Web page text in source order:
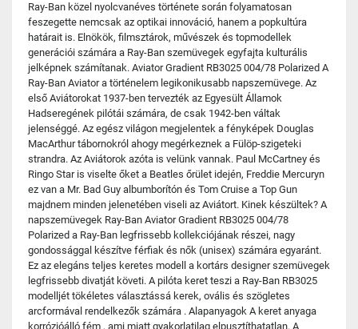
Ray-Ban közel nyolcvanéves története során folyamatosan
feszegette nemcsak az optikai innováció, hanem a popkultúra
határait is. Elnökök, filmsztárok, művészek és topmodellek
generációi számára a Ray-Ban szemüvegek egyfajta kulturális
jelképnek számítanak. Aviator Gradient RB3025 004/78 Polarized A
Ray-Ban Aviator a történelem legikonikusabb napszemüvege. Az
első Aviátorokat 1937-ben tervezték az Egyesült Államok
Hadseregének pilótái számára, de csak 1942-ben váltak
jelenséggé. Az egész világon megjelentek a fényképek Douglas
MacArthur tábornokról ahogy megérkeznek a Fülöp-szigeteki
strandra. Az Aviátorok azóta is velünk vannak. Paul McCartney és
Ringo Star is viselte őket a Beatles őrület idején, Freddie Mercuryn
ez van a Mr. Bad Guy albumborítón és Tom Cruise a Top Gun
majdnem minden jelenetében viseli az Aviátort. Kinek készültek? A
napszemüvegek Ray-Ban Aviator Gradient RB3025 004/78
Polarized a Ray-Ban legfrissebb kollekciójának részei, nagy
gondossággal készítve férfiak és nők (unisex) számára egyaránt.
Ez az elegáns teljes keretes modell a kortárs designer szemüvegek
legfrissebb divatját követi. A pilóta keret teszi a Ray-Ban RB3025
modelljét tökéletes választássá kerek, ovális és szögletes
arcformával rendelkezők számára . Alapanyagok A keret anyaga
korrózióálló fém , ami miatt gyakorlatilag elpusztíthatatlan. A